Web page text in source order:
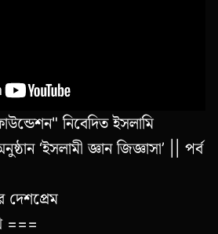
নিবেদিত ইসলামি
‘ইসলামী জ্ঞান জিজ্ঞাসা’ || পর্ব
দেশপ্রেম
===